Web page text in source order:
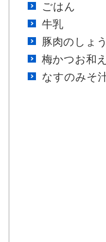
ごはん
牛乳
豚肉のしょ
梅かつお和え
なすのみそ